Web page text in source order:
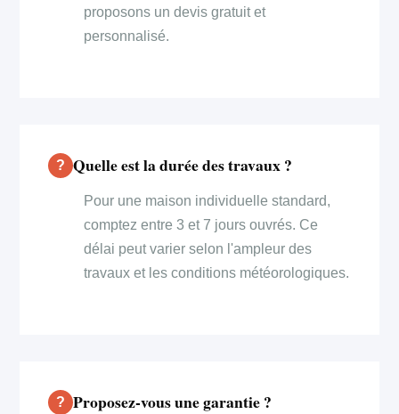
proposons un devis gratuit et
personnalisé.
Quelle est la durée des travaux ?
Pour une maison individuelle standard,
comptez entre 3 et 7 jours ouvrés. Ce
délai peut varier selon l'ampleur des
travaux et les conditions météorologiques.
Proposez-vous une garantie ?